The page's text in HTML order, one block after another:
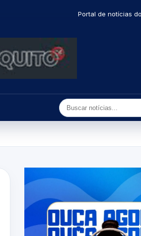
Portal de notícias